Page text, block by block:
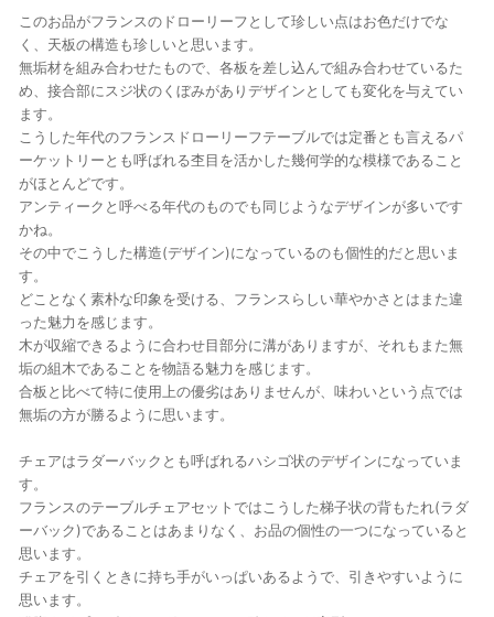
このお品がフランスのドローリーフとして珍しい点はお色だけでな
く、天板の構造も珍しいと思います。
無垢材を組み合わせたもので、各板を差し込んで組み合わせているた
め、接合部にスジ状のくぼみがありデザインとしても変化を与えてい
ます。
こうした年代のフランスドローリーフテーブルでは定番とも言えるパ
ーケットリーとも呼ばれる杢目を活かした幾何学的な模様であること
がほとんどです。
アンティークと呼べる年代のものでも同じようなデザインが多いです
かね。
その中でこうした構造(デザイン)になっているのも個性的だと思いま
す。
どことなく素朴な印象を受ける、フランスらしい華やかさとはまた違
った魅力を感じます。
木が収縮できるように合わせ目部分に溝がありますが、それもまた無
垢の組木であることを物語る魅力を感じます。
合板と比べて特に使用上の優劣はありませんが、味わいという点では
無垢の方が勝るように思います。
チェアはラダーバックとも呼ばれるハシゴ状のデザインになっていま
す。
フランスのテーブルチェアセットではこうした梯子状の背もたれ(ラダ
ーバック)であることはあまりなく、お品の個性の一つになっていると
思います。
チェアを引くときに持ち手がいっぱいあるようで、引きやすいように
思います。